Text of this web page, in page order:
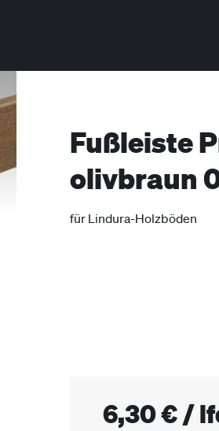
Fußleiste
olivbraun
für Lindura-Holzböden
6,30 €/